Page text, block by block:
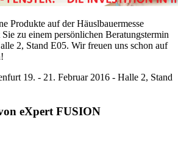
Produkte auf der Häuslbauermesse
zu einem persönlichen Beratungstermin
2, Stand E05. Wir freuen uns schon auf
19. - 21. Februar 2016 - Halle 2, Stand
eXpert FUSION